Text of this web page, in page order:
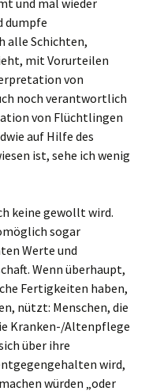
dumpfe
alle Schichten,
mit Vorurteilen
von
noch verantwortlich
von Flüchtlingen
auf Hilfe des
ist, sehe ich wenig
keine gewollt wird.
sogar
Werte und
Wenn überhaupt,
Fertigkeiten haben,
nützt: Menschen, die
Kranken-/Altenpflege
über ihre
wird,
würden „oder